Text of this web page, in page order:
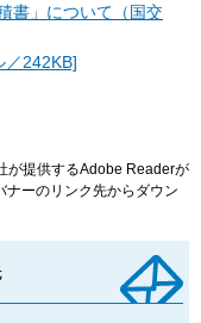
書」について（国交
／242KB]
が提供するAdobe Readerが
ーのリンク先からダウン